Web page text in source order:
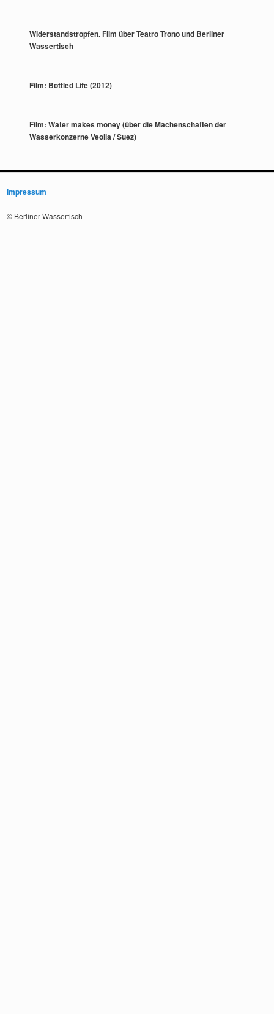
Widerstandstropfen. Film über Teatro Trono und Berliner
Wassertisch
Film: Bottled Life (2012)
Film: Water makes money (über die Machenschaften der
Wasserkonzerne Veolia / Suez)
Impressum
© Berliner Wassertisch